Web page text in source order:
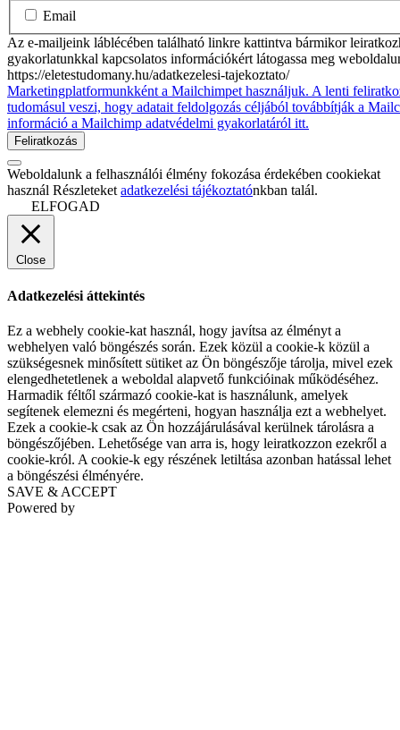
Email
Az e-mailjeink láblécében található linkre kattintva bármikor
gyakorlatunkkal kapcsolatos információkért látogassa meg
https://eletestudomany.hu/adatkezelesi-tajekoztato/
Marketingplatformunkként a Mailchimpet használjuk. A lenti
tudomásul veszi, hogy adatait feldolgozás céljából továbbítják a
információ a Mailchimp adatvédelmi gyakorlatáról itt.
Weboldalunk a felhasználói élmény fokozása érdekében cookiekat
használ Részleteket adatkezelési tájékoztatónkban talál.
ELFOGAD
Close
Adatkezelési áttekintés
Ez a webhely cookie-kat használ, hogy javítsa az élményt a
webhelyen való böngészés során. Ezek közül a cookie-k közül a
szükségesnek minősített sütiket az Ön böngészője tárolja, mivel ezek
elengedhetetlenek a weboldal alapvető funkcióinak működéséhez.
Harmadik féltől származó cookie-kat is használunk, amelyek
segítenek elemezni és megérteni, hogyan használja ezt a webhelyet.
Ezek a cookie-k csak az Ön hozzájárulásával kerülnek tárolásra a
böngészőjében. Lehetősége van arra is, hogy leiratkozzon ezekről a
cookie-król. A cookie-k egy részének letiltása azonban hatással lehet
a böngészési élményére.
SAVE & ACCEPT
Powered by